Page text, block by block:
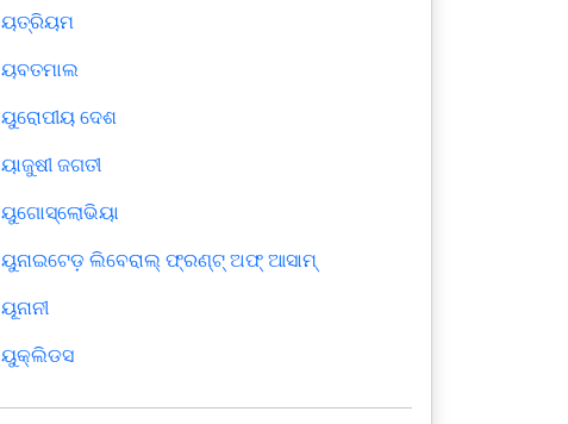
ୟତ୍ରିୟମ
ୟବତମାଲ
ୟୁରୋପୀୟ ଦେଶ
ୟାଜୁଷୀ ଜଗତୀ
ୟୁଗୋସ୍ଲୋଭିୟା
ୟୁନାଇଟେଡ଼ ଲିବେରାଲ୍ ଫ୍ରଣ୍ଟ୍ ଅଫ୍ ଆସାମ୍
ୟୂନାନୀ
ୟୁକ୍ଲିଡସ